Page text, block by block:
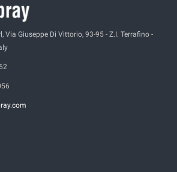
Via Giuseppe Di Vittorio, 93-95 - Z.I. Terrafino -